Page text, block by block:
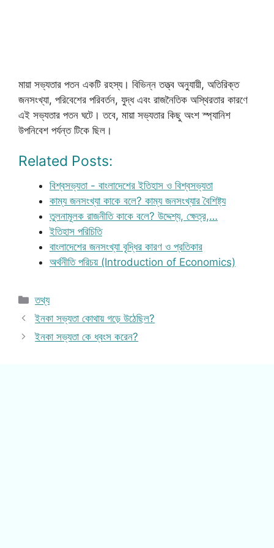
মায়া সভ্যতার পতন একটি রহস্য। বিভিন্ন তত্ত্ব অনুযায়ী, অতিরিক্ত
জনসংখ্যা, পরিবেশের পরিবর্তন, যুদ্ধ এবং রাজনৈতিক অস্থিরতার কারণে
এই সভ্যতার পতন ঘটে। তবে, মায়া সভ্যতার কিছু অংশ স্প্যানিশ
উপনিবেশ পর্যন্ত টিকে ছিল।
Related Posts:
বিশ্বসভ্যতা - বাংলাদেশের ইতিহাস ও বিশ্বসভ্যতা
কাম্য জনসংখ্যা কাকে বলে? কাম্য জনসংখ্যার বৈশিষ্ট্য
তুলনামূলক রাজনীতি কাকে বলে? উদ্দেশ্য, ক্ষেত্র,…
ইতিহাস পরিচিতি
বাংলাদেশের জনসংখ্যা বৃদ্ধির কারণ ও প্রতিকার
অর্থনীতি পরিচয় (Introduction of Economics)
Categories
তথ্য
ইনকা সভ্যতা কোথায় গড়ে উঠেছিল?
ইনকা সভ্যতা কে ধ্বংস করেন?